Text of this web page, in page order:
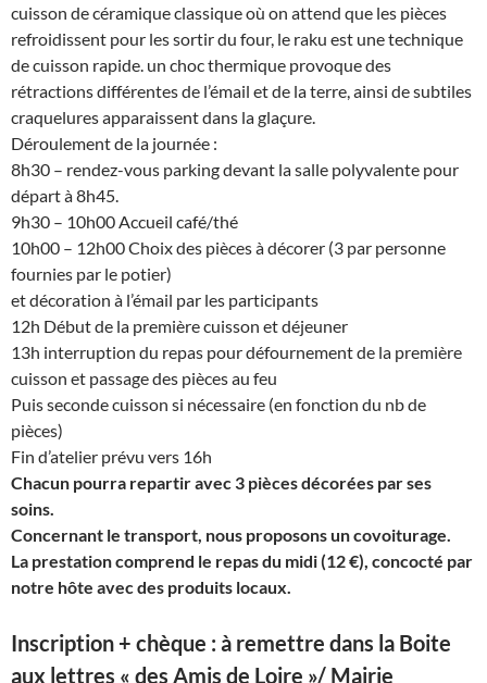
cuisson de céramique classique où on attend que les pièces
refroidissent pour les sortir du four, le raku est une technique
de cuisson rapide. un choc thermique provoque des
rétractions différentes de l’émail et de la terre, ainsi de subtiles
craquelures apparaissent dans la glaçure.
Déroulement de la journée :
8h30 – rendez-vous parking devant la salle polyvalente pour
départ à 8h45.
9h30 – 10h00 Accueil café/thé
10h00 – 12h00 Choix des pièces à décorer (3 par personne
fournies par le potier)
et décoration à l’émail par les participants
12h Début de la première cuisson et déjeuner
13h interruption du repas pour défournement de la première
cuisson et passage des pièces au feu
Puis seconde cuisson si nécessaire (en fonction du nb de
pièces)
Fin d’atelier prévu vers 16h
Chacun pourra repartir avec 3 pièces décorées par ses
soins.
Concernant le transport, nous proposons un covoiturage.
La prestation comprend le repas du midi (12 €), concocté par
notre hôte avec des produits locaux.
Inscription + chèque : à remettre dans la Boite
aux lettres « des Amis de Loire »/ Mairie